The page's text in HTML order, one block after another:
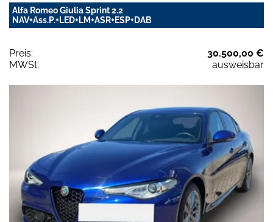
Alfa Romeo Giulia Sprint 2.2
NAV+Ass.P.+LED+LM+ASR+ESP+DAB
Preis:
30.500,00 €
MWSt:
ausweisbar